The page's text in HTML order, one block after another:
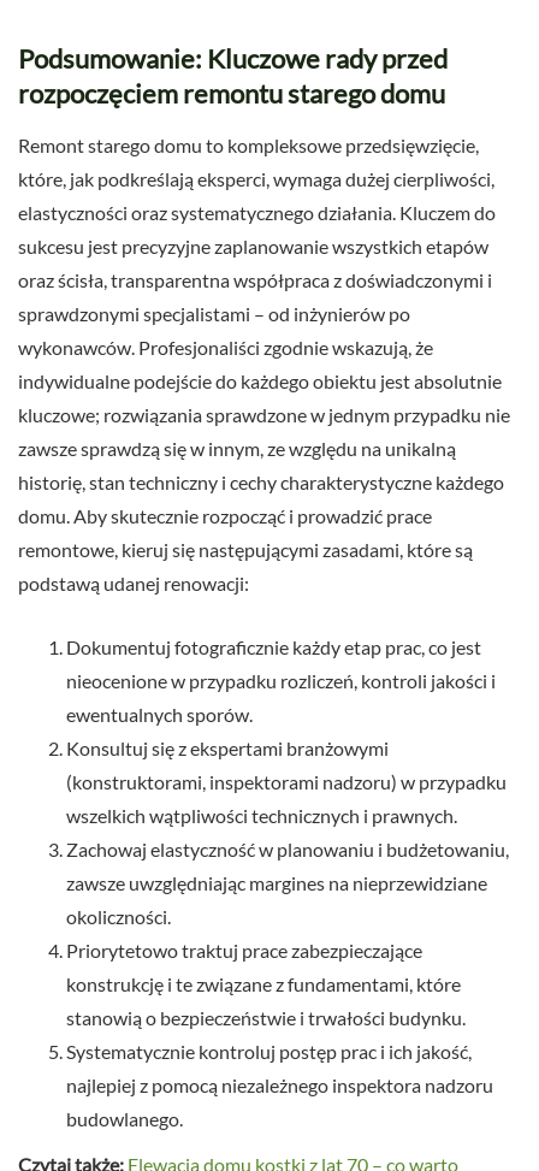
Podsumowanie: Kluczowe rady przed
rozpoczęciem remontu starego domu
Remont starego domu to kompleksowe przedsięwzięcie,
które, jak podkreślają eksperci, wymaga dużej cierpliwości,
elastyczności oraz systematycznego działania. Kluczem do
sukcesu jest precyzyjne zaplanowanie wszystkich etapów
oraz ścisła, transparentna współpraca z doświadczonymi i
sprawdzonymi specjalistami – od inżynierów po
wykonawców. Profesjonaliści zgodnie wskazują, że
indywidualne podejście do każdego obiektu jest absolutnie
kluczowe; rozwiązania sprawdzone w jednym przypadku nie
zawsze sprawdzą się w innym, ze względu na unikalną
historię, stan techniczny i cechy charakterystyczne każdego
domu. Aby skutecznie rozpocząć i prowadzić prace
remontowe, kieruj się następującymi zasadami, które są
podstawą udanej renowacji:
Dokumentuj fotograficznie każdy etap prac, co jest
nieocenione w przypadku rozliczeń, kontroli jakości i
ewentualnych sporów.
Konsultuj się z ekspertami branżowymi
(konstruktorami, inspektorami nadzoru) w przypadku
wszelkich wątpliwości technicznych i prawnych.
Zachowaj elastyczność w planowaniu i budżetowaniu,
zawsze uwzględniając margines na nieprzewidziane
okoliczności.
Priorytetowo traktuj prace zabezpieczające
konstrukcję i te związane z fundamentami, które
stanowią o bezpieczeństwie i trwałości budynku.
Systematycznie kontroluj postęp prac i ich jakość,
najlepiej z pomocą niezależnego inspektora nadzoru
budowlanego.
Czytaj także: Elewacja domu kostki z lat 70 – co warto